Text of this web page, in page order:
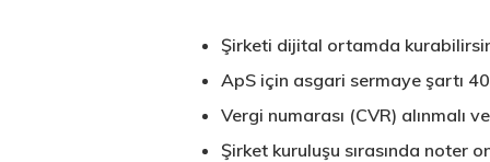
Şirketi dijital ortamda
ApS için asgari sermaye şartı
Vergi numarası (CVR) alınmalı
Şirket kuruluşu sırasında noter